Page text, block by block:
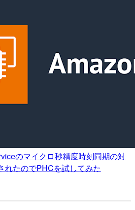
のマイクロ秒精度時刻同期の対
れたのでPHCを試してみた